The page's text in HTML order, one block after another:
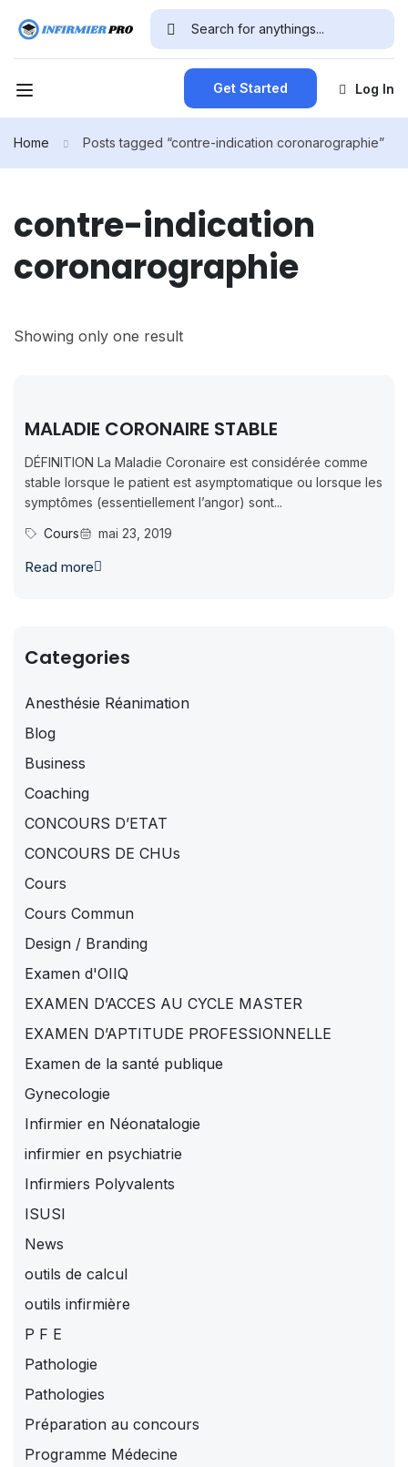
Get Started Log In
Home Posts tagged “contre-indication coronarographie”
contre-indication
coronarographie
Showing only one result
MALADIE CORONAIRE STABLE
DÉFINITION La Maladie Coronaire est considérée comme
stable lorsque le patient est asymptomatique ou lorsque les
symptômes (essentiellement l’angor) sont...
Cours
mai 23, 2019
Read more
Categories
Anesthésie Réanimation
Blog
Business
Coaching
CONCOURS D’ETAT
CONCOURS DE CHUs
Cours
Cours Commun
Design / Branding
Examen d'OIIQ
EXAMEN D’ACCES AU CYCLE MASTER
EXAMEN D’APTITUDE PROFESSIONNELLE
Examen de la santé publique
Gynecologie
Infirmier en Néonatalogie
infirmier en psychiatrie
Infirmiers Polyvalents
ISUSI
News
outils de calcul
outils infirmière
P F E
Pathologie
Pathologies
Préparation au concours
Programme Médecine